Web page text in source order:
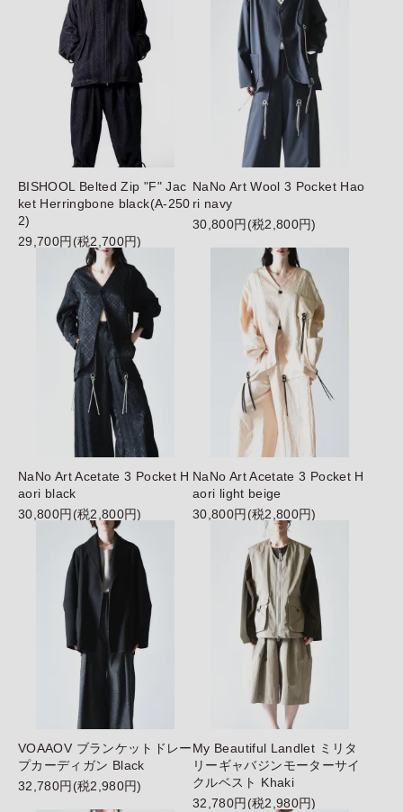
BISHOOL Belted Zip "F" Jac
ket Herringbone black(A-250
2)
29,700円(税2,700円)
NaNo Art Wool 3 Pocket Hao
ri navy
30,800円(税2,800円)
NaNo Art Acetate 3 Pocket H
aori black
30,800円(税2,800円)
NaNo Art Acetate 3 Pocket H
aori light beige
30,800円(税2,800円)
VOAAOV ブランケットドレー
プカーディガン Black
32,780円(税2,980円)
My Beautiful Landlet ミリタ
リーギャバジンモーターサイ
クルベスト Khaki
32,780円(税2,980円)